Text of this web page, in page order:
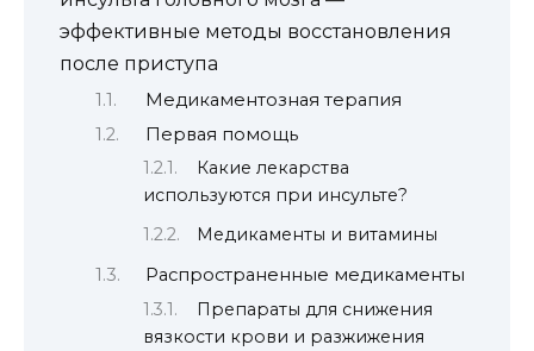
эффективные методы восстановления
после приступа
Медикаментозная терапия
Первая помощь
Какие лекарства
используются при инсульте?
Медикаменты и витамины
Распространенные медикаменты
Препараты для снижения
вязкости крови и разжижения